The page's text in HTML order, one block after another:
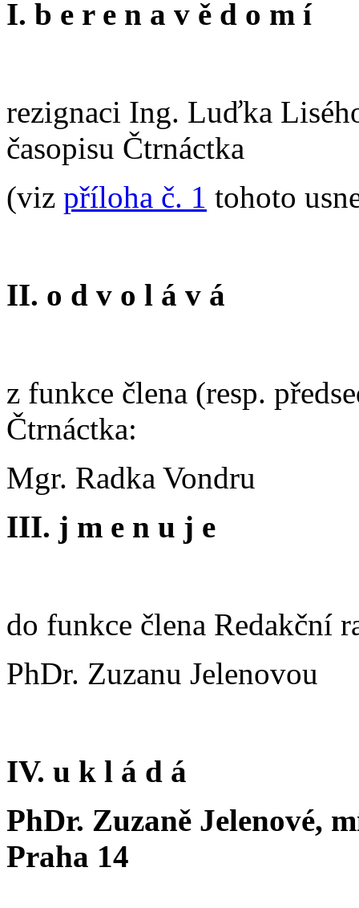
I. b e r e n a v ě d o m í
rezignaci Ing. Luďka
časopisu Čtrnáctka
(viz příloha č. 1 tohoto
II. o d v o l á v á
z funkce člena (resp.
Čtrnáctka:
Mgr. Radka Vondru
III. j m e n u j e
do funkce člena Redakční
PhDr. Zuzanu Jelenovou
IV. u k l á d á
PhDr. Zuzaně Jelenové,
Praha 14